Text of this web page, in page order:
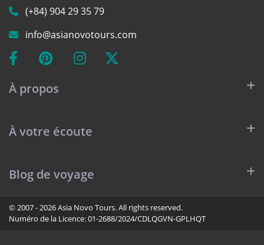
(+84) 904 29 35 79
info@asianovotours.com
À propos
À votre écoute
Blog de voyage
© 2007 - 2026 Asia Novo Tours. All rights reserved.
Numéro de la Licence:01-2688/2024/CDLQGVN-GPLHQT